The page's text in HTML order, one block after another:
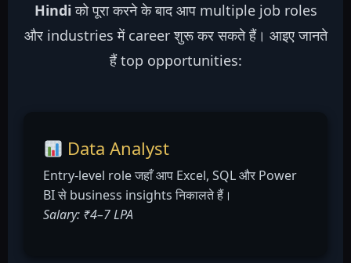
Hindi को पूरा करने के बाद आप multiple job roles
और industries में career शुरू कर सकते हैं। आइए जानते
हैं top opportunities:
Data Analyst
Entry-level role जहाँ आप Excel, SQL और Power
BI से business insights निकालते हैं।
Salary: ₹4–7 LPA